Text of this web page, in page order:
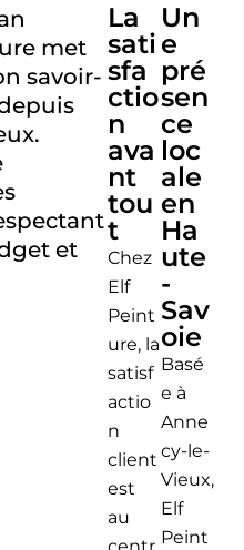
met
savoir-
et
La
sati
sfa
ctio
n
ava
nt
tou
t
Chez
Elf
Peint
ure, la
satisf
actio
n
client
est
au
Un
e
pré
sen
ce
loc
ale
en
Ha
ute
-
Sav
oie
Basé
e à
Anne
cy-le-
Vieux,
Elf
Peint